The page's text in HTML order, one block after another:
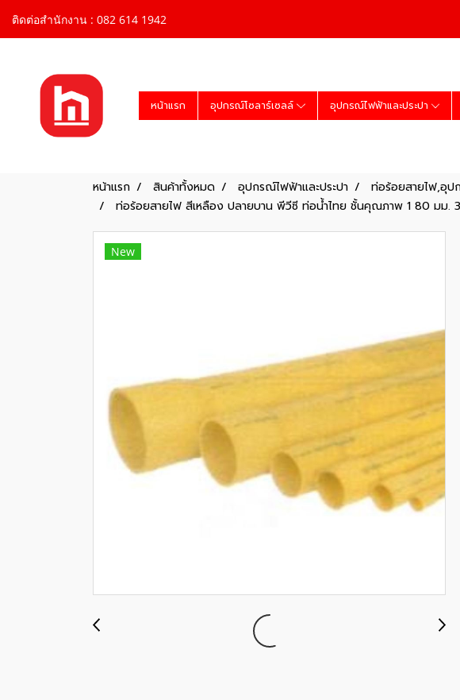
ติดต่อสำนักงาน : 082 614 1942
หน้าแรก อุปกรณ์โซลาร์เซลล์ อุปกรณ์ไฟฟ้าและประปา
หน้าแรก สินค้าทั้งหมด อุปกรณ์ไฟฟ้าและประปา ท่อร้อยสายไฟ,อุ
ท่อร้อยสายไฟ สีเหลือง ปลายบาน พีวีซี ท่อน้ำไทย ชั้นคุณภาพ 1 80 มม.
New